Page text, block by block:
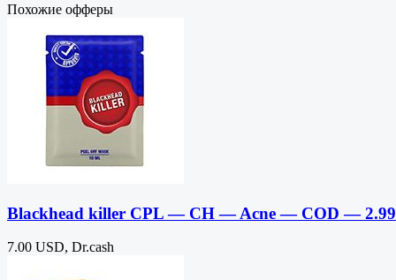
Похожие офферы
Blackhead killer CPL — CH — Acne — COD —
7.00 USD, Dr.cash